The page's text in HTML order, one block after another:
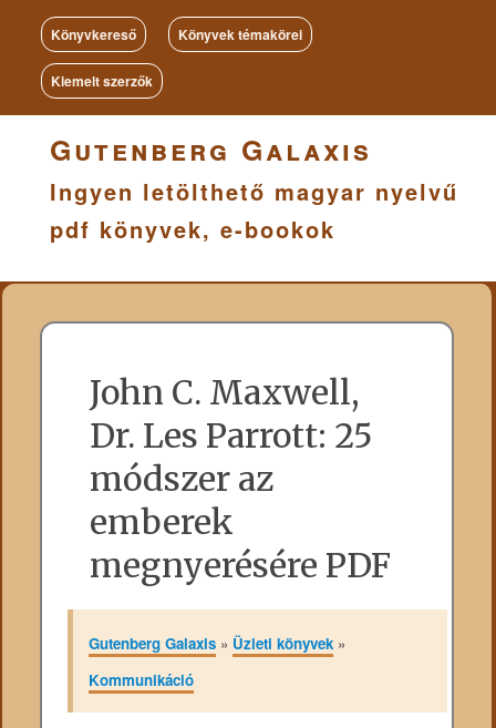
Könyvkereső Könyvek témakörei
Kiemelt szerzők
Gutenberg Galaxis
Ingyen letölthető magyar nyelvű
pdf könyvek, e-bookok
John C. Maxwell,
Dr. Les Parrott: 25
módszer az
emberek
megnyerésére PDF
Gutenberg Galaxis» Üzleti könyvek»
Kommunikáció